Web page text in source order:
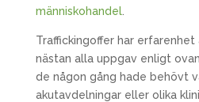
människohandel.
Traffickingoffer har
nästan alla uppgav enligt
de någon gång hade behövt
akutavdelningar eller olika